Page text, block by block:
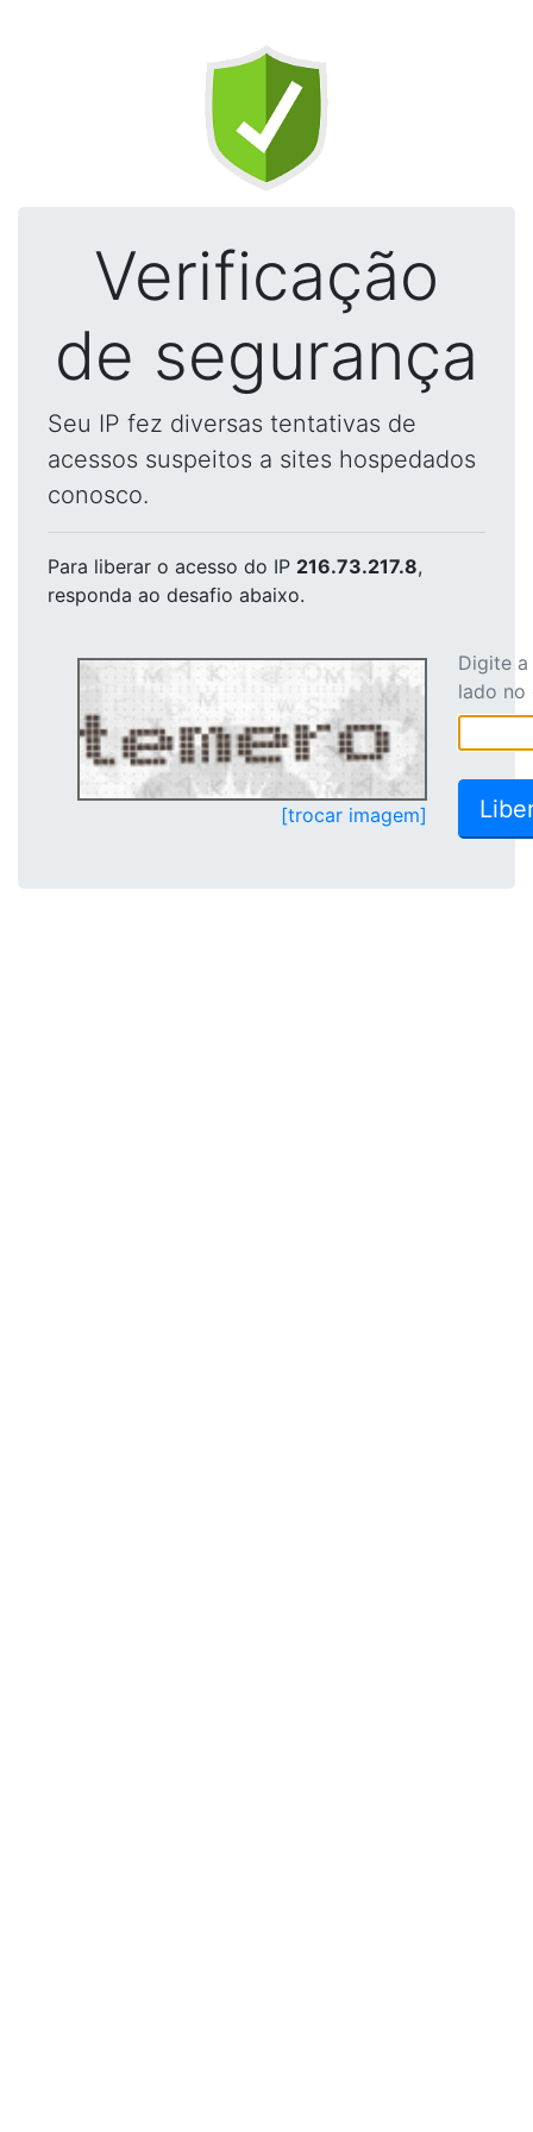
Verificação
de segurança
Seu IP fez diversas tentativas de
acessos suspeitos a sites hospedados
conosco.
Para liberar o acesso do IP 216.73.217.8,
responda ao desafio abaixo.
[trocar imagem]
Digite
lado no